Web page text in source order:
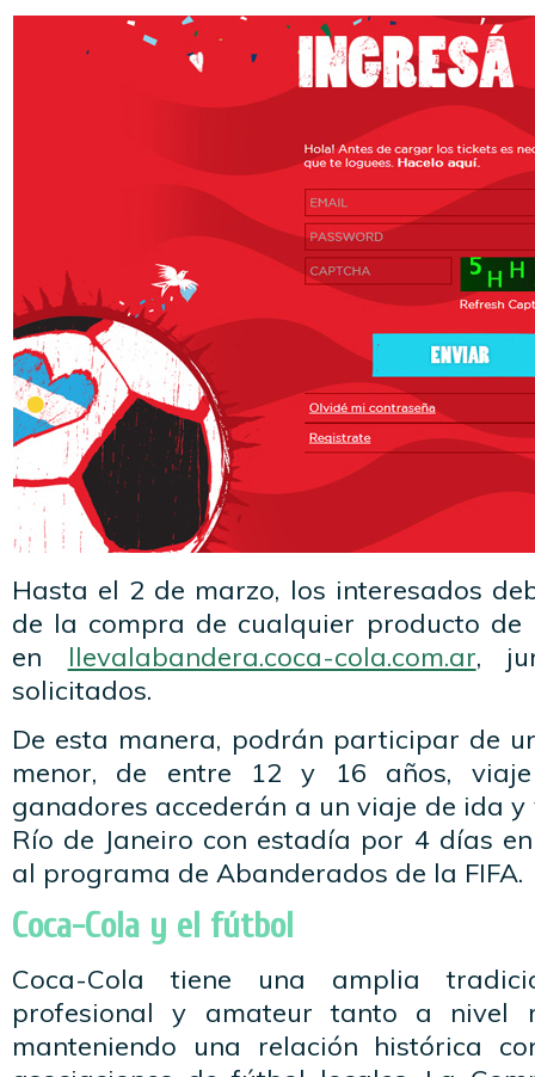
Hasta el 2 de marzo, los interesados
de la compra de cualquier producto
en llevalabandera.coca-cola.com.ar,
solicitados.
De esta manera, podrán participar de
menor, de entre 12 y 16 años,
ganadores accederán a un viaje de ida
Río de Janeiro con estadía por 4 días
al programa de Abanderados de la FIFA.
Coca-Cola y el fútbol
Coca-Cola tiene una amplia
profesional y amateur tanto a nivel
manteniendo una relación histórica